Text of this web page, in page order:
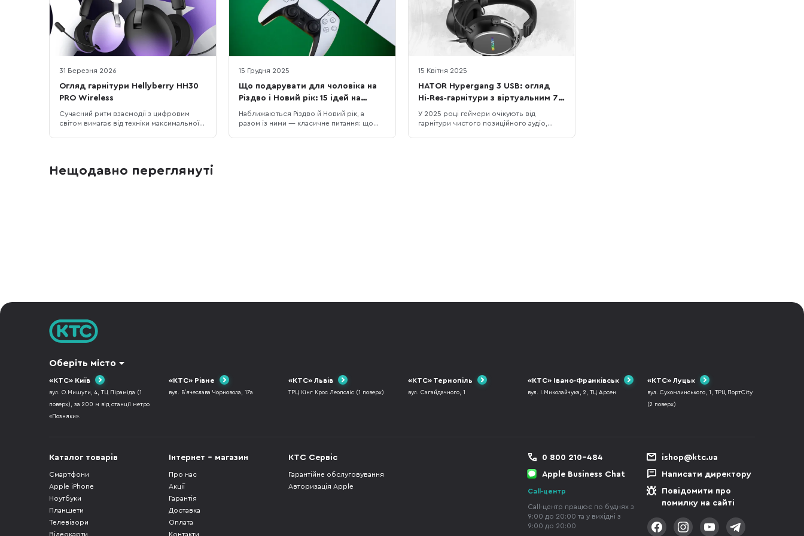
31 Березня 2026
Огляд гарнітури Hellyberry HH30
PRO Wireless
Сучасний ритм взаємодії з цифровим
світом вимагає від техніки максимальної
це зайве ускладнення та захаращення
15 Грудня 2025
Що подарувати для чоловіка на
Різдво і Новий рік: 15 ідей на
будь-який бюджет
Наближаються Різдво й Новий рік, а
разом із ними — класичне питання: що
15 Квітня 2025
HATOR Hypergang 3 USB: огляд
Hi‑Res‑гарнітури з віртуальним 7.1
Surround
У 2025 році геймери очікують від
гарнітури чистого позиційного аудіо,
Нещодавно переглянуті
Оберіть місто
«КТС» Київ
вул. О.Мишуги, 4, ТЦ Піраміда (1
поверх), за 200 м від станції метро
«Позняки».
«КТС» Рівне
вул. В`ячеслава Чорновола, 17а
«КТС» Львів
ТРЦ Кінг Крос Леополіс (1 поверх)
«КТС» Тернопіль
вул. Сагайдачного, 1
«КТС» Івано-Франківськ
вул. І.Миколайчука, 2, ТЦ Арсен
«КТС» Луцьк
вул. Сухомлинського, 1, ТРЦ ПортCity
(2 поверх)
Каталог товарів
Смартфони
Apple iPhone
Ноутбуки
Планшети
Телевізори
Відеокарти
Інтернет - магазин
Про нас
Акції
Гарантія
Доставка
Оплата
Контакти
КТС Сервіс
Гарантійне обслуговування
Авторизація Apple
0 800 210-484
Apple Business Chat
Call-центр
Call-центр працює по буднях з
9:00 до 20:00 та у вихідні з
9:00 до 20:00
ishop@ktc.ua
Написати директору
Повідомити про
помилку на сайті